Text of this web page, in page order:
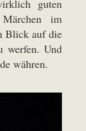
guten
im
Blick auf die
werfen. Und
währen.